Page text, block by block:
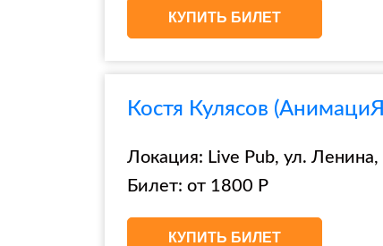
КУПИТЬ БИЛЕТ
Костя Кулясов
Локация: Live Pub, ул. Ленина,
Билет: от 1800 Р
КУПИТЬ БИЛЕТ